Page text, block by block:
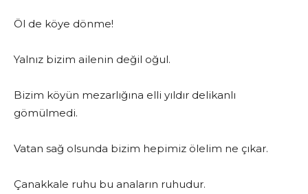
Öl de köye dönme!
Yalnız bizim ailenin değil oğul.
Bizim köyün mezarlığına elli yıldır delikanlı
gömülmedi.
Vatan sağ olsunda bizim hepimiz ölelim ne çıkar.
Çanakkale ruhu bu anaların ruhudur.